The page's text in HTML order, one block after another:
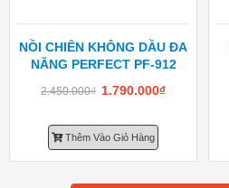
NỒI CHIÊN KHÔNG DẦU ĐA
NĂNG PERFECT PF-912
2.450.000₫ 1.790.000₫
Thêm Vào Giỏ Hàng